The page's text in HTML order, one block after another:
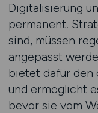
Digitalisierung
permanent.
sind, müssen
angepasst
bietet dafür den
und ermöglicht
bevor sie vom